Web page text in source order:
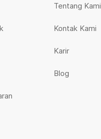
Tentang Kami
Kontak Kami
Karir
Blog